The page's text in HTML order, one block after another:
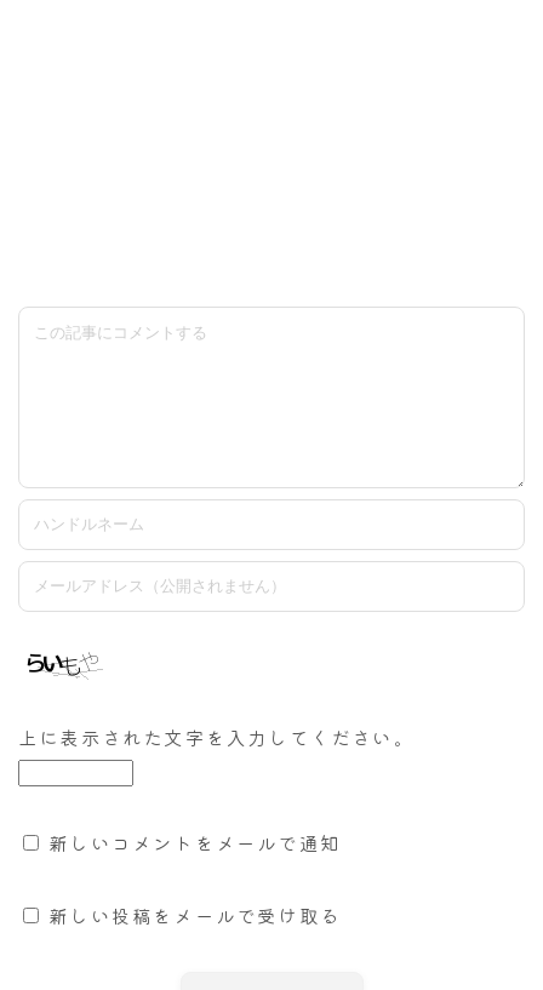
上に表示された文字を入力してください。
新しいコメントをメールで通知
新しい投稿をメールで受け取る